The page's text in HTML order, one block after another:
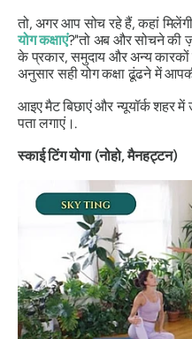
तो, अगर आप सोच रहे हैं,कहां
योग कक्षाएं?"तो अब और सोचने की
के प्रकार, समुदाय और अन्य
अनुसार सही योग कक्षा ढूंढने में
आइए मैट बिछाएं और न्यूयॉर्क शहर
पता लगाएं।.
स्काई टिंग योगा (नोहो, मैनहट्टन)